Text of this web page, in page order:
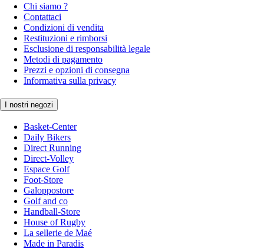
Chi siamo ?
Contattaci
Condizioni di vendita
Restituzioni e rimborsi
Esclusione di responsabilità legale
Metodi di pagamento
Prezzi e opzioni di consegna
Informativa sulla privacy
I nostri negozi
Basket-Center
Daily Bikers
Direct Running
Direct-Volley
Espace Golf
Foot-Store
Galoppostore
Golf and co
Handball-Store
House of Rugby
La sellerie de Maé
Made in Paradis